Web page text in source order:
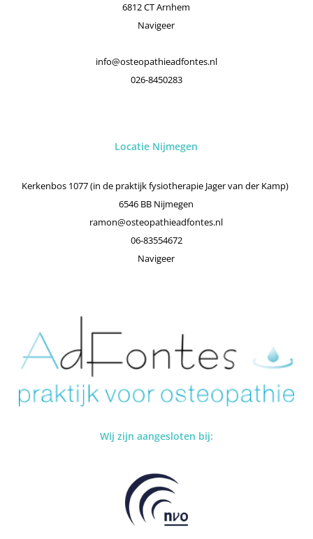
6812 CT Arnhem
Navigeer
info@osteopathieadfontes.nl
026-8450283
Locatie Nijmegen
Kerkenbos 1077 (in de praktijk fysiotherapie Jager van der Kamp)
6546 BB Nijmegen
ramon@osteopathieadfontes.nl
06-83554672
Navigeer
Wij zijn aangesloten bij: